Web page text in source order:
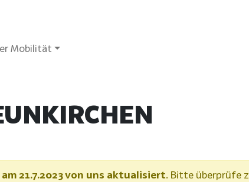
Mobilität
21.7.2023 von uns aktualisiert. Bitte überprüfe